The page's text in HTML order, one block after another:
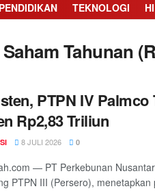
TEKNOLOGI
Tahunan
PTPN IV Palmco
Rp2,83 Triliun
8 JULI 2026 0
— PT Perkebunan
PTPN III (Persero),